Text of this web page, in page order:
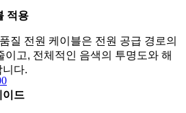
적용
질 전원 케이블은 전원 공급 경로의
이고, 전체적인 음색의 투명도와 해
다.
이드